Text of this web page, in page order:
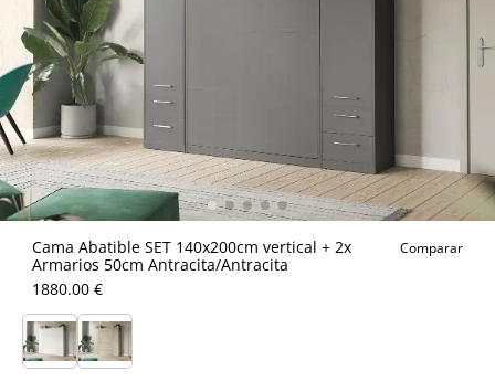
Cama Abatible SET 140x200cm vertical + 2x
Armarios 50cm Antracita/Antracita
Comparar
1880.00 €